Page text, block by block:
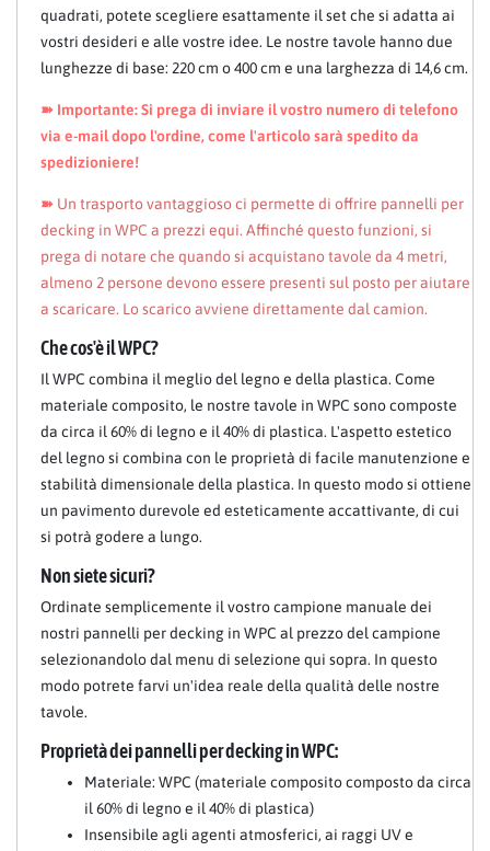
quadrati, potete scegliere esattamente il set che si adatta ai
vostri desideri e alle vostre idee. Le nostre tavole hanno due
lunghezze di base: 220 cm o 400 cm e una larghezza di 14,6 cm.
➽ Importante: Si prega di inviare il vostro numero di telefono
via e-mail dopo l'ordine, come l'articolo sarà spedito da
spedizioniere!
➽ Un trasporto vantaggioso ci permette di offrire pannelli per
decking in WPC a prezzi equi. Affinché questo funzioni, si
prega di notare che quando si acquistano tavole da 4 metri,
almeno 2 persone devono essere presenti sul posto per aiutare
a scaricare. Lo scarico avviene direttamente dal camion.
Che cos'è il WPC?
Il WPC combina il meglio del legno e della plastica. Come
materiale composito, le nostre tavole in WPC sono composte
da circa il 60% di legno e il 40% di plastica. L'aspetto estetico
del legno si combina con le proprietà di facile manutenzione e
stabilità dimensionale della plastica. In questo modo si ottiene
un pavimento durevole ed esteticamente accattivante, di cui
si potrà godere a lungo.
Non siete sicuri?
Ordinate semplicemente il vostro campione manuale dei
nostri pannelli per decking in WPC al prezzo del campione
selezionandolo dal menu di selezione qui sopra. In questo
modo potrete farvi un'idea reale della qualità delle nostre
tavole.
Proprietà dei pannelli per decking in WPC:
Materiale: WPC (materiale composito composto da circa
il 60% di legno e il 40% di plastica)
Insensibile agli agenti atmosferici, ai raggi UV e